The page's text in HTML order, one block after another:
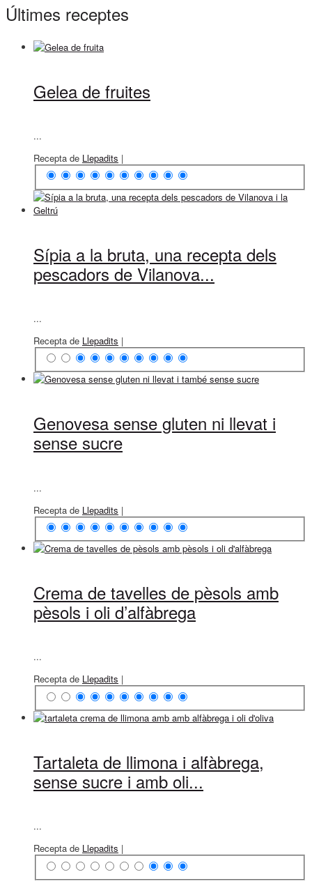
Últimes receptes
Gelea de fruites
...
Recepta de Llepadits |
Sípia a la bruta, una recepta dels
pescadors de Vilanova...
...
Recepta de Llepadits |
Genovesa sense gluten ni llevat i
sense sucre
...
Recepta de Llepadits |
Crema de tavelles de pèsols amb
pèsols i oli d’alfàbrega
...
Recepta de Llepadits |
Tartaleta de llimona i alfàbrega,
sense sucre i amb oli...
...
Recepta de Llepadits |